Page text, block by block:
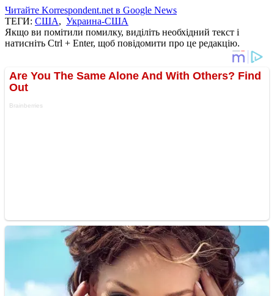
Читайте Korrespondent.net в Google News
ТЕГИ: США, Украина-США
Якщо ви помітили помилку, виділіть необхідний текст і
натисніть Ctrl + Enter, щоб повідомити про це редакцію.